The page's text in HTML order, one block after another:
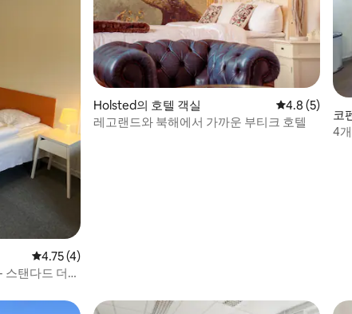
평점 4.75점(5점 만점), 후기 4개
4.75 (4)
스탠다드 더블
Holsted의 호텔 객실 평점 4.8점(5
4.8 (5)
레고랜드와 북해에서 가까운 부티크 호텔
코
텔
4